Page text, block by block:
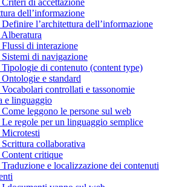
di accettazione
dell’informazione
l’architettura dell’informazione
di interazione
di navigazione
di contenuto (content type)
e standard
controllati e tassonomie
e linguaggio
leggono le persone sul web
regole per un linguaggio semplice
collaborativa
critique
e localizzazione dei contenuti